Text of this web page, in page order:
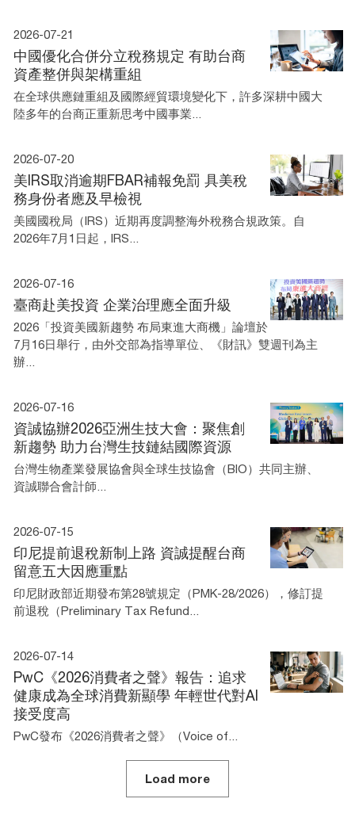
2026-07-21
中國優化合併分立稅務規定 有助台商
資產整併與架構重組
在全球供應鏈重組及國際經貿環境變化下，許多深耕中國大
陸多年的台商正重新思考中國事業...
2026-07-20
美IRS取消逾期FBAR補報免罰 具美稅
務身份者應及早檢視
美國國稅局（IRS）近期再度調整海外稅務合規政策。自
2026年7月1日起，IRS...
2026-07-16
臺商赴美投資 企業治理應全面升級
2026「投資美國新趨勢 布局東進大商機」論壇於
7月16日舉行，由外交部為指導單位、《財訊》雙週刊為主
辦...
2026-07-16
資誠協辦2026亞洲生技大會：聚焦創
新趨勢 助力台灣生技鏈結國際資源
台灣生物產業發展協會與全球生技協會（BIO）共同主辦、
資誠聯合會計師...
2026-07-15
印尼提前退稅新制上路 資誠提醒台商
留意五大因應重點
印尼財政部近期發布第28號規定（PMK-28/2026），修訂提
前退稅（Preliminary Tax Refund...
2026-07-14
PwC《2026消費者之聲》報告：追求
健康成為全球消費新顯學 年輕世代對AI
接受度高
PwC發布《2026消費者之聲》（Voice of...
Load more